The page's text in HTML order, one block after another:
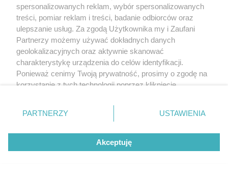
spersonalizowanych reklam, wybór spersonalizowanych
treści, pomiar reklam i treści, badanie odbiorców oraz
ulepszanie usług. Za zgodą Użytkownika my i Zaufani
Partnerzy możemy używać dokładnych danych
geolokalizacyjnych oraz aktywnie skanować
charakterystykę urządzenia do celów identyfikacji.
Ponieważ cenimy Twoją prywatność, prosimy o zgodę na
korzystanie z tych technologii poprzez kliknięcie
zmienić/wycofać klikając przycisk ustawień prywatności
znajdujący się w lewym dolnym rogu strony
rodzaje przetwarzania danych nie wymagają zgody
użytkownika, ale masz prawo sprzeciwić się takiemu
przetwarzaniu. Preferencje będą miały zastosowanie tylko
PARTNERZY USTAWIENIA
Akceptuję